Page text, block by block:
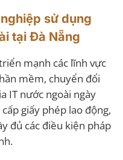
sử dụng
tại Đà Nẵng
mạnh các lĩnh vực
mềm, chuyển đổi
IT nước ngoài ngày
giấy phép lao động,
đủ các điều kiện pháp